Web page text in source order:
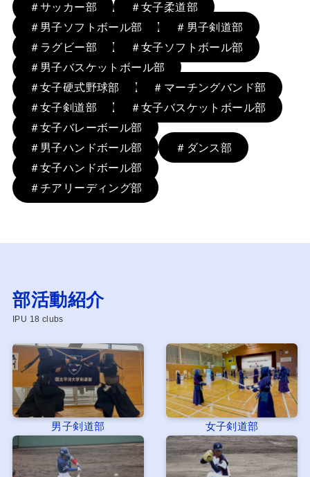
＃サッカー部
＃女子柔道部
＃男子ソフトボール部
＃男子剣道部
＃ラグビー部
＃女子ソフトボール部
＃男子バスケットボール部
＃女子硬式野球部
＃マーチングバンド部
＃女子剣道部
＃女子バスケットボール部
＃女子バレーボール部
＃男子ハンドボール部
＃ダンス部
＃女子ハンドボール部
＃チアリーディング部
部活動紹介
IPU 18 clubs
男子剣道部 女子剣道部